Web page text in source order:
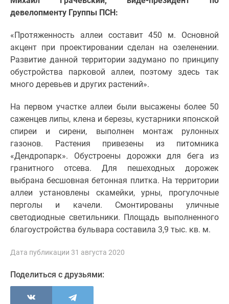
застройщиком
Rutube
дома
Москве
Программа
реновации
Новостройки
премиум-
класса
Новостройки
бизнес-
Рассрочка
Траншевая
ипотека
Коттеджные
поселки
девелопменту Группы ПСН:
«Протяженность аллеи составит 450 м. Основной
акцент при проектировании сделан на озеленении.
Развитие данной территории задумано по принципу
обустройства парковой аллеи, поэтому здесь так
много деревьев и других растений».
На первом участке аллеи были высажены более 50
саженцев липы, клена и березы, кустарники японской
спиреи и сирени, выполнен монтаж рулонных
газонов. Растения привезены из питомника
«Дендропарк». Обустроены дорожки для бега из
гранитного отсева. Для пешеходных дорожек
выбрана бесшовная бетонная плитка. На территории
аллеи установлены скамейки, урны, прогулочные
перголы и качели. Смонтированы уличные
светодиодные светильники. Площадь выполненного
благоустройства бульвара составила 3,9 тыс. кв. м.
Дата публикации 31 августа 2020
Поделиться с друзьями: